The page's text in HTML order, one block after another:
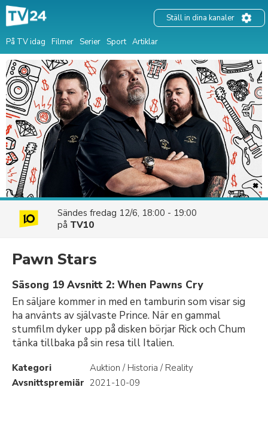
På TV idag Filmer Serier Sport Artiklar
Ställ in dina kanaler
Sändes fredag 12/6, 18:00 - 19:00
på TV10
Pawn Stars
Säsong 19 Avsnitt 2: When Pawns Cry
En säljare kommer in med en tamburin som visar sig
ha använts av självaste Prince. När en gammal
stumfilm dyker upp på disken börjar Rick och Chum
tänka tillbaka på sin resa till Italien.
Kategori
Auktion / Historia / Reality
Avsnittspremiär 2021-10-09